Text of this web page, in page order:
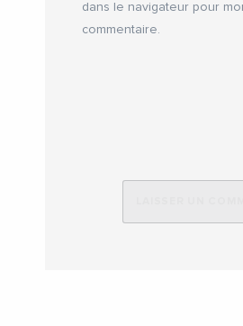
dans le navigateur pour
commentaire.